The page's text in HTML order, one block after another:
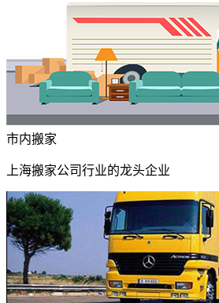
市内搬家
上海搬家公司行业的龙头企业